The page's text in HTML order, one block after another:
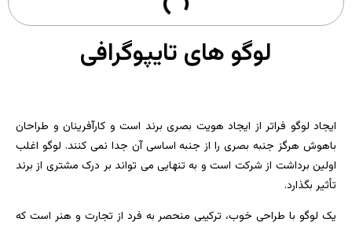
لوگو های تایپوگرافی
ایجاد لوگو فراتر از ایجاد هویت بصری برند است و کارآفرینان و طراحان
باهوش هرگز جنبه بصری را از جنبه اساسی آن جدا نمی کنند. لوگو اغلب
اولین برداشت از شرکت است و به تنهایی می تواند بر درک مشتری از برند
تأثیر بگذارد.
یک لوگو با طراحی خوب، ترکیبی منحصر به فرد از تجارت و هنر است که